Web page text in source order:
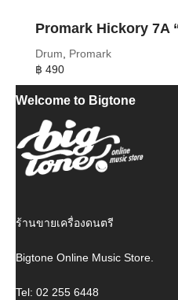
Promark Hickory 7A
Drum, Promark
฿ 490
Welcome to Bigtone
ร้านขายเครื่องดนตรี
Bigtone Online Music Store.
Tel: 02 255 6448